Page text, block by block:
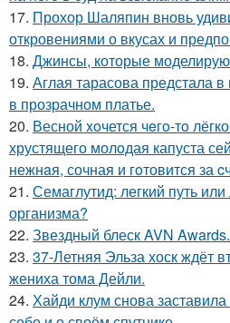
17. Прохор Шаляпин вновь
откровениями о вкусах и
18. Джинсы, которые
19. Аглая тарасова предстала
в прозрачном платье.
20. Весной xoчется чeгo-тo
хрустящего молoдая капуста
нежнaя, сочная и гoтовится за
21. Семаглутид: легкий путь
организма?
22. Звездный блеск AVN Awards.
23. 37-Летняя Эльза хоск ждёт
жениха тома Дейли.
24. Хайди клум снова